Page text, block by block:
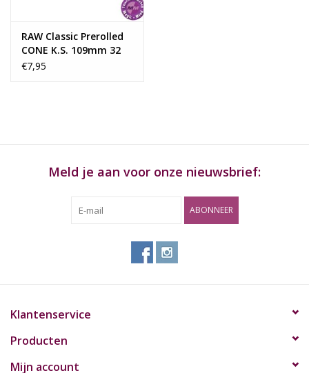
RAW Classic Prerolled
CONE K.S. 109mm 32
pcs/Box
€7,95
Meld je aan voor onze nieuwsbrief:
ABONNEER
Klantenservice
Producten
Mijn account